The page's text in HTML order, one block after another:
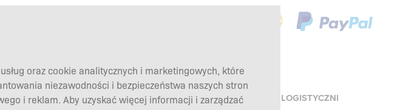
NASI PARTNERZY LOGISTYCZNI
oraz cookie analitycznych i marketingowych, które
niezawodności i bezpieczeństwa naszych stron
i reklam. Aby uzyskać więcej informacji i zarządzać